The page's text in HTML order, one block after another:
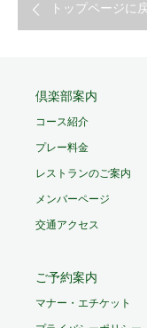
トップページに
倶楽部案内
コース紹介
プレー料金
レストランのご案内
メンバーページ
交通アクセス
ご予約案内
マナー・エチケット